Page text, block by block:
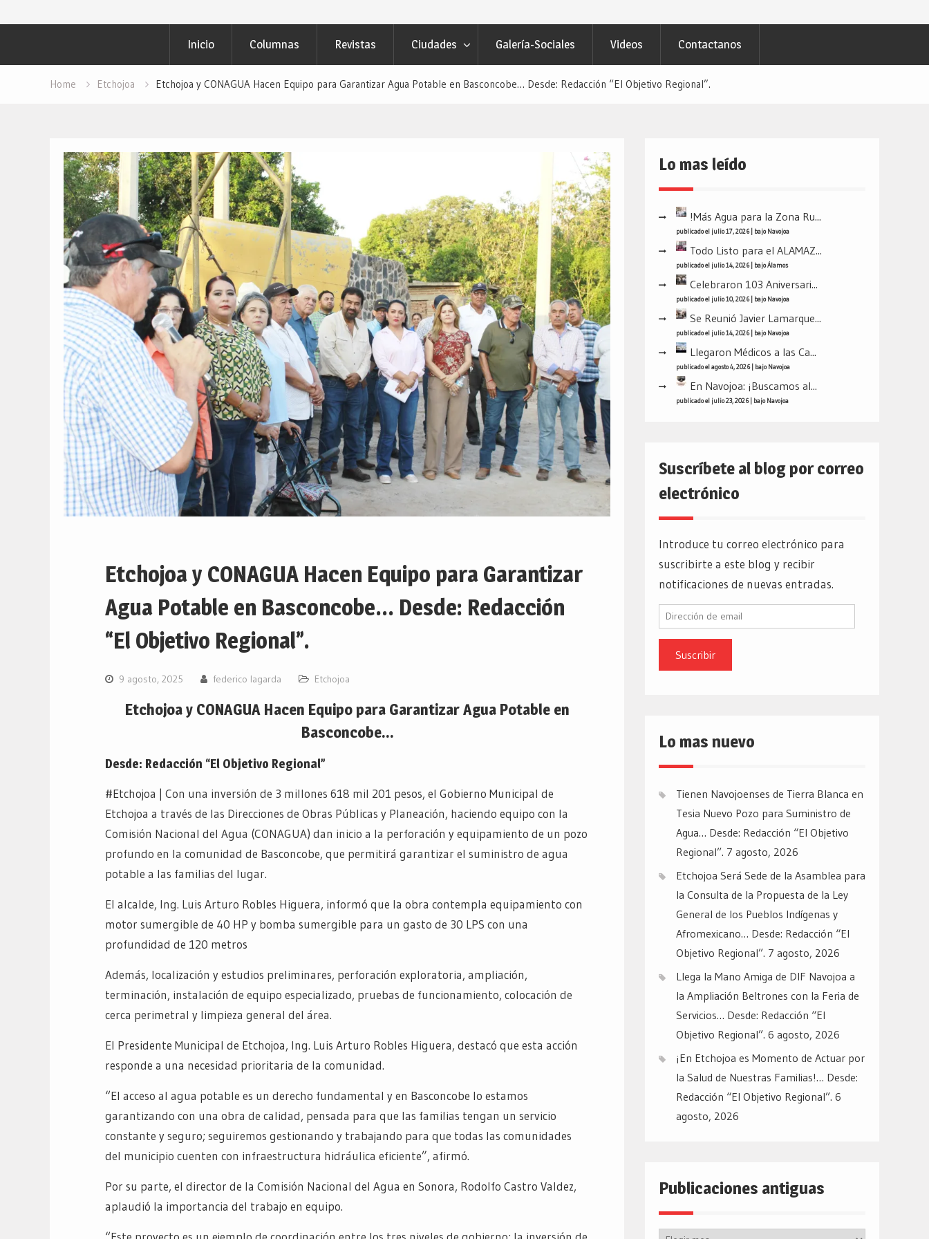
Inicio Columnas Revistas Ciudades Galería-Sociales Videos Contactanos
Home Etchojoa Etchojoa y CONAGUA Hacen Equipo para Garantizar Agua Potable en Basconcobe… Desde: Redacción “El Objetivo Regional”.
Etchojoa y CONAGUA Hacen Equipo para Garantizar
Agua Potable en Basconcobe… Desde: Redacción
“El Objetivo Regional”.
9 agosto, 2025 federico lagarda Etchojoa
Etchojoa y CONAGUA Hacen Equipo para Garantizar Agua Potable en
Basconcobe…
Desde: Redacción “El Objetivo Regional”
#Etchojoa | Con una inversión de 3 millones 618 mil 201 pesos, el Gobierno Municipal de
Etchojoa a través de las Direcciones de Obras Públicas y Planeación, haciendo equipo con la
Comisión Nacional del Agua (CONAGUA) dan inicio a la perforación y equipamiento de un pozo
profundo en la comunidad de Basconcobe, que permitirá garantizar el suministro de agua
potable a las familias del lugar.
El alcalde, Ing. Luis Arturo Robles Higuera, informó que la obra contempla equipamiento con
motor sumergible de 40 HP y bomba sumergible para un gasto de 30 LPS con una
profundidad de 120 metros
Además, localización y estudios preliminares, perforación exploratoria, ampliación,
terminación, instalación de equipo especializado, pruebas de funcionamiento, colocación de
cerca perimetral y limpieza general del área.
El Presidente Municipal de Etchojoa, Ing. Luis Arturo Robles Higuera, destacó que esta acción
responde a una necesidad prioritaria de la comunidad.
“El acceso al agua potable es un derecho fundamental y en Basconcobe lo estamos
garantizando con una obra de calidad, pensada para que las familias tengan un servicio
constante y seguro; seguiremos gestionando y trabajando para que todas las comunidades
del municipio cuenten con infraestructura hidráulica eficiente”, afirmó.
Por su parte, el director de la Comisión Nacional del Agua en Sonora, Rodolfo Castro Valdez,
aplaudió la importancia del trabajo en equipo.
Lo mas leído
!Más Agua para la Zona Ru...
publicado el julio 17, 2026| bajoNavojoa
Todo Listo para el ALAMAZ...
publicado el julio 14, 2026| bajoÁlamos
Celebraron 103 Aniversari...
publicado el julio 10, 2026| bajoNavojoa
Se Reunió Javier Lamarque...
publicado el julio 14, 2026| bajoNavojoa
Llegaron Médicos a las Ca...
publicado el agosto 4, 2026| bajoNavojoa
En Navojoa: ¡Buscamos al...
publicado el julio 23, 2026| bajoNavojoa
Suscríbete al blog por correo
electrónico
Introduce tu correo electrónico para
suscribirte a este blog y recibir
notificaciones de nuevas entradas.
Dirección
email
Lo mas nuevo
Tienen Navojoenses de Tierra Blanca en
Tesia Nuevo Pozo para Suministro de
Agua… Desde: Redacción “El Objetivo
Regional”. 7 agosto, 2026
Etchojoa Será Sede de la Asamblea para
la Consulta de la Propuesta de la Ley
General de los Pueblos Indígenas y
Afromexicano… Desde: Redacción “El
Objetivo Regional”. 7 agosto, 2026
Llega la Mano Amiga de DIF Navojoa a
la Ampliación Beltrones con la Feria de
Servicios… Desde: Redacción “El
Objetivo Regional”. 6 agosto, 2026
¡En Etchojoa es Momento de Actuar por
la Salud de Nuestras Familias!… Desde:
Redacción “El Objetivo Regional”. 6
agosto, 2026
Publicaciones antiguas